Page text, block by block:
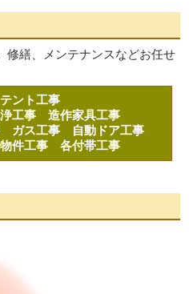
修繕、メンテナンスなどお任せ
ント工事
浄工事造作家具工事
ガス工事
自動ドア工事
物件工事各付帯工事